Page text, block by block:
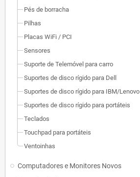
Pés de borracha
Pilhas
Placas WiFi / PCI
Sensores
Suporte de Telemóvel para carro
Suportes de disco rígido para Dell
Suportes de disco rígido para IBM/Lenovo
Suportes de disco rígido para portáteis
Teclados
Touchpad para portáteis
Ventoinhas
Computadores e Monitores Novos